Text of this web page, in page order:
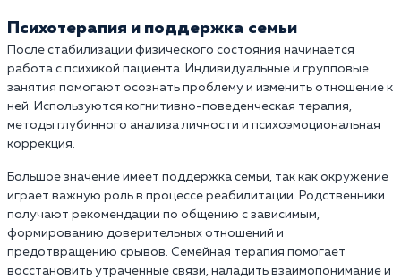
Психотерапия и поддержка семьи
После стабилизации физического состояния начинается
работа с психикой пациента. Индивидуальные и групповые
занятия помогают осознать проблему и изменить отношение к
ней. Используются когнитивно-поведенческая терапия,
методы глубинного анализа личности и психоэмоциональная
коррекция.
Большое значение имеет поддержка семьи, так как окружение
играет важную роль в процессе реабилитации. Родственники
получают рекомендации по общению с зависимым,
формированию доверительных отношений и
предотвращению срывов. Семейная терапия помогает
восстановить утраченные связи, наладить взаимопонимание и